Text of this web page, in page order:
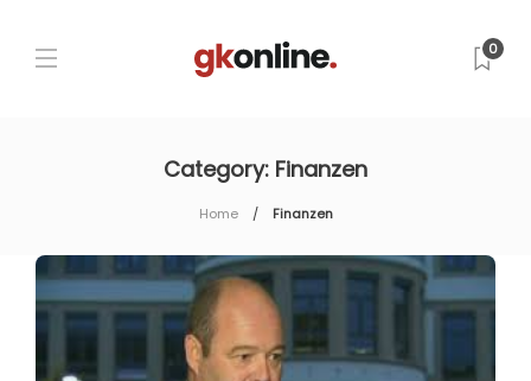
0
Category: Finanzen
Home Finanzen